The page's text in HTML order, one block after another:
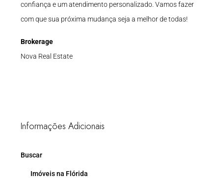
confiança e um atendimento personalizado. Vamos fazer
com que sua próxima mudança seja a melhor de todas!
Brokerage
Nova Real Estate
Informações Adicionais
Buscar
Imóveis na Flórida